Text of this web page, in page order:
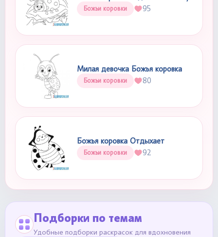
Божьи коровки 95
Милая девочка Божья коровка
Божьи коровки 80
Божья коровка Отдыхает
Божьи коровки 92
Подборки по темам
Удобные подборки раскрасок для вдохновения